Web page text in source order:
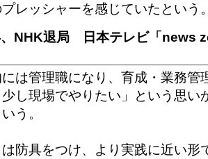
レッシャーを感じていたという
NHK退局 日本テレビ「news
は管理職になり、育成・業務管
し現場でやりたい」という思い
う。
防具をつけ、より実践に近い形